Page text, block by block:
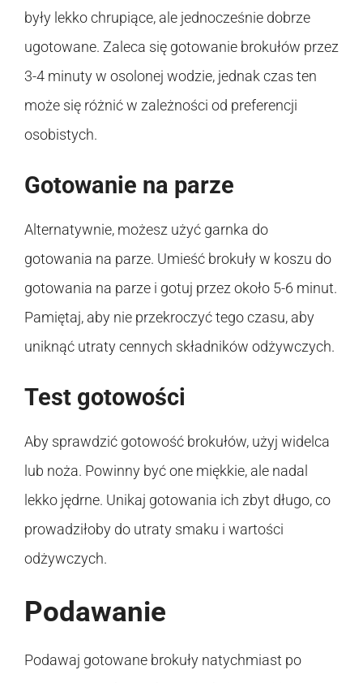
były lekko chrupiące, ale jednocześnie dobrze
ugotowane. Zaleca się gotowanie brokułów przez
3-4 minuty w osolonej wodzie, jednak czas ten
może się różnić w zależności od preferencji
osobistych.
Gotowanie na parze
Alternatywnie, możesz użyć garnka do
gotowania na parze. Umieść brokuły w koszu do
gotowania na parze i gotuj przez około 5-6 minut.
Pamiętaj, aby nie przekroczyć tego czasu, aby
uniknąć utraty cennych składników odżywczych.
Test gotowości
Aby sprawdzić gotowość brokułów, użyj widelca
lub noża. Powinny być one miękkie, ale nadal
lekko jędrne. Unikaj gotowania ich zbyt długo, co
prowadziłoby do utraty smaku i wartości
odżywczych.
Podawanie
Podawaj gotowane brokuły natychmiast po